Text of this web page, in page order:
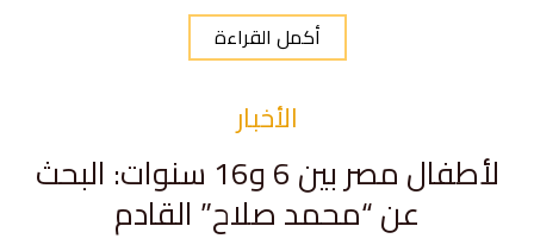
أكمل القراءة
الأخبار
لأطفال مصر بين 6 و16 سنوات: البحث
عن “محمد صلاح” القادم